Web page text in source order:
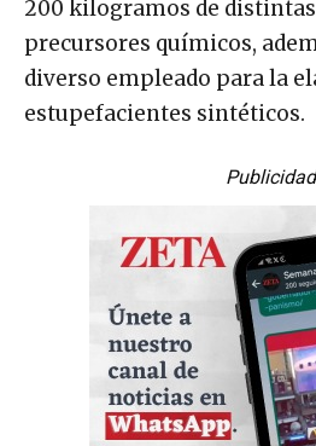
200 kilogramos de
precursores químicos,
diverso empleado para la
estupefacientes sintéticos.
Publicidad